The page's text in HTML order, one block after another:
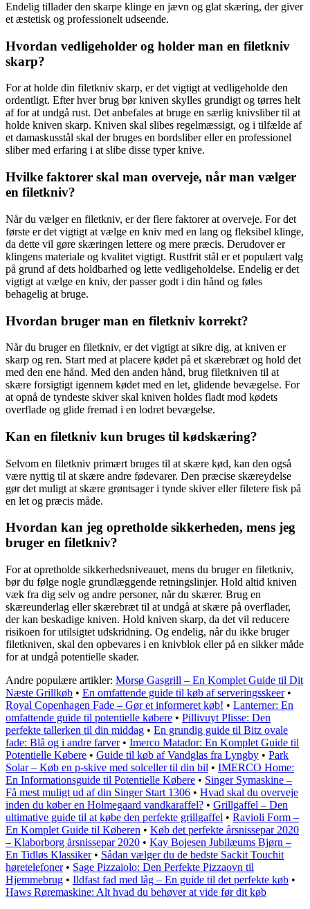
Endelig tillader den skarpe klinge en jævn og glat skæring, der giver
et æstetisk og professionelt udseende.
Hvordan vedligeholder og holder man en filetkniv
skarp?
For at holde din filetkniv skarp, er det vigtigt at vedligeholde den
ordentligt. Efter hver brug bør kniven skylles grundigt og tørres helt
af for at undgå rust. Det anbefales at bruge en særlig knivsliber til at
holde kniven skarp. Kniven skal slibes regelmæssigt, og i tilfælde af
et damaskusstål skal der bruges en bordsliber eller en professionel
sliber med erfaring i at slibe disse typer knive.
Hvilke faktorer skal man overveje, når man vælger
en filetkniv?
Når du vælger en filetkniv, er der flere faktorer at overveje. For det
første er det vigtigt at vælge en kniv med en lang og fleksibel klinge,
da dette vil gøre skæringen lettere og mere præcis. Derudover er
klingens materiale og kvalitet vigtigt. Rustfrit stål er et populært valg
på grund af dets holdbarhed og lette vedligeholdelse. Endelig er det
vigtigt at vælge en kniv, der passer godt i din hånd og føles
behagelig at bruge.
Hvordan bruger man en filetkniv korrekt?
Når du bruger en filetkniv, er det vigtigt at sikre dig, at kniven er
skarp og ren. Start med at placere kødet på et skærebræt og hold det
med den ene hånd. Med den anden hånd, brug filetkniven til at
skære forsigtigt igennem kødet med en let, glidende bevægelse. For
at opnå de tyndeste skiver skal kniven holdes fladt mod kødets
overflade og glide fremad i en lodret bevægelse.
Kan en filetkniv kun bruges til kødskæring?
Selvom en filetkniv primært bruges til at skære kød, kan den også
være nyttig til at skære andre fødevarer. Den præcise skæreydelse
gør det muligt at skære grøntsager i tynde skiver eller filetere fisk på
en let og præcis måde.
Hvordan kan jeg opretholde sikkerheden, mens jeg
bruger en filetkniv?
For at opretholde sikkerhedsniveauet, mens du bruger en filetkniv,
bør du følge nogle grundlæggende retningslinjer. Hold altid kniven
væk fra dig selv og andre personer, når du skærer. Brug en
skæreunderlag eller skærebræt til at undgå at skære på overflader,
der kan beskadige kniven. Hold kniven skarp, da det vil reducere
risikoen for utilsigtet udskridning. Og endelig, når du ikke bruger
filetkniven, skal den opbevares i en knivblok eller på en sikker måde
for at undgå potentielle skader.
Andre populære artikler: Morsø Gasgrill – En Komplet Guide til Dit
Næste Grillkøb • En omfattende guide til køb af serveringsskeer•
Royal Copenhagen Fade – Gør et informeret køb! • Lanterner: En
omfattende guide til potentielle købere • Pillivuyt Plisse: Den
perfekte tallerken til din middag • En grundig guide til Bitz ovale
fade: Blå og i andre farver• Imerco Matador: En Komplet Guide til
Potentielle Købere • Guide til køb af Vandglas fra Lyngby • Park
Solar – Køb en p-skive med solceller til din bil • IMERCO Home:
En Informationsguide til Potentielle Købere • Singer Symaskine –
Få mest muligt ud af din Singer Start 1306 • Hvad skal du overveje
inden du køber en Holmegaard vandkaraffel? • Grillgaffel – Den
ultimative guide til at købe den perfekte grillgaffel • Ravioli Form –
En Komplet Guide til Køberen • Køb det perfekte årsnissepar 2020
– Klaborborg årsnissepar 2020 • Kay Bojesen Jubilæums Bjørn –
En Tidløs Klassiker• Sådan vælger du de bedste Sackit Touchit
høretelefoner• Sage Pizzaiolo: Den Perfekte Pizzaovn til
Hjemmebrug • Ildfast fad med låg – En guide til det perfekte køb •
Haws Røremaskine: Alt hvad du behøver at vide før dit køb